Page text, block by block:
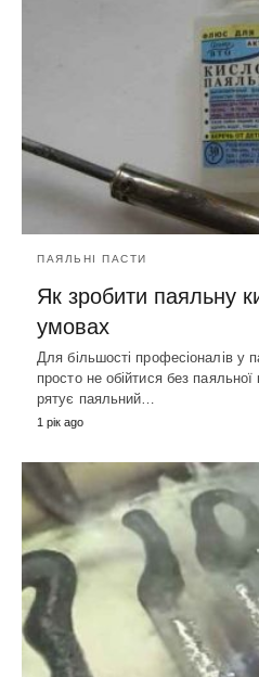
ПАЯЛЬНІ ПАСТИ
Як зробити паяльну
умовах
Для більшості професіоналів у
просто не обійтися без
рятує паяльний…
1 рік ago